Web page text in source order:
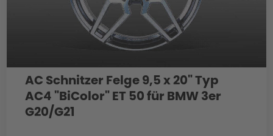
AC Schnitzer Felge 9,5 x 20" Typ
AC4 "BiColor" ET 50 für BMW 3er
G20/G21